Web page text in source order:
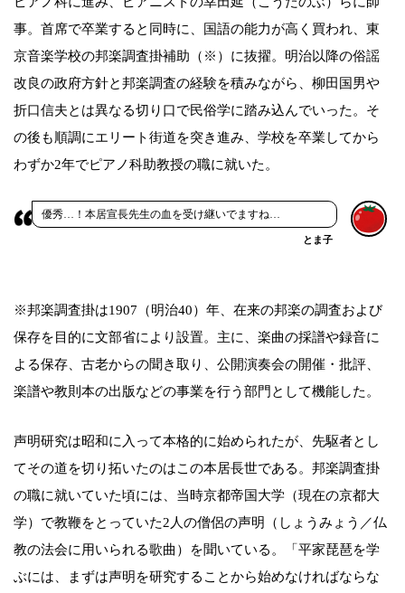
事。首席で卒業すると同時に、国語の能力が高く買われ、東
京音楽学校の邦楽調査掛補助（※）に抜擢。明治以降の俗謡
改良の政府方針と邦楽調査の経験を積みながら、柳田国男や
折口信夫とは異なる切り口で民俗学に踏み込んでいった。そ
の後も順調にエリート街道を突き進み、学校を卒業してから
わずか2年でピアノ科助教授の職に就いた。
優秀…！本居宣長先生の血を受け継いでますね…
とま子
※邦楽調査掛は1907（明治40）年、在来の邦楽の調査および
保存を目的に文部省により設置。主に、楽曲の採譜や録音に
よる保存、古老からの聞き取り、公開演奏会の開催・批評、
楽譜や教則本の出版などの事業を行う部門として機能した。
声明研究は昭和に入って本格的に始められたが、先駆者とし
てその道を切り拓いたのはこの本居長世である。邦楽調査掛
の職に就いていた頃には、当時京都帝国大学（現在の京都大
学）で教鞭をとっていた2人の僧侶の声明（しょうみょう／仏
教の法会に用いられる歌曲）を聞いている。「平家琵琶を学
ぶには、まずは声明を研究することから始めなければならな